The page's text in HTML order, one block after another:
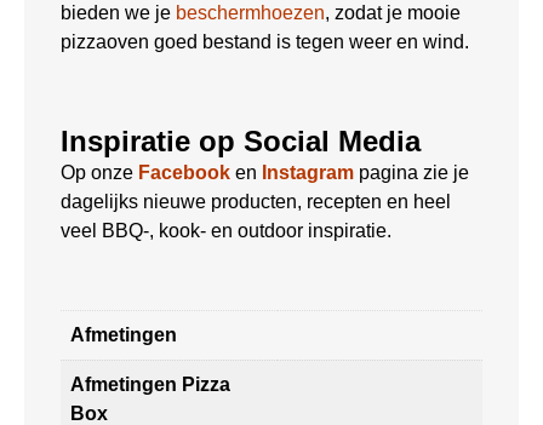
bieden we je beschermhoezen, zodat je mooie
pizzaoven goed bestand is tegen weer en wind.
Inspiratie op Social Media
Op onze Facebook en Instagram pagina zie je
dagelijks nieuwe producten, recepten en heel
veel BBQ-, kook- en outdoor inspiratie.
Afmetingen
Afmetingen Pizza
Box